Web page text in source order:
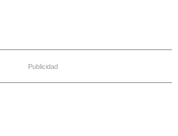
Publicidad